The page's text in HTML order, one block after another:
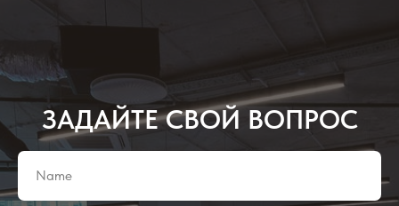
ЗАДАЙТЕ СВОЙ ВОПРОС